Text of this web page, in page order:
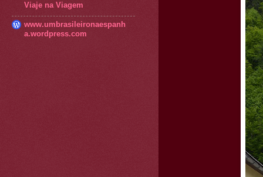
Viaje na Viagem
www.umbrasileironaespanh
a.wordpress.com